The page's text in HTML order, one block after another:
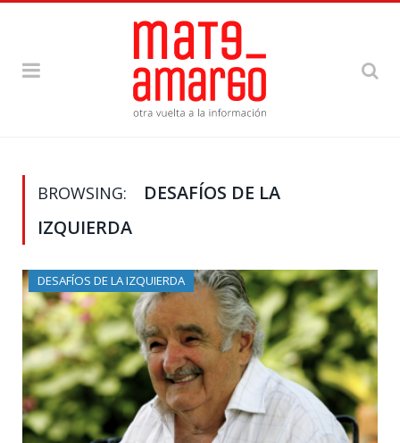
BROWSING:
DESAFÍOS DE LA
IZQUIERDA
DESAFÍOS DE LA IZQUIERDA